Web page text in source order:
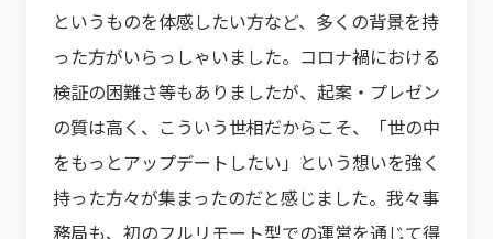
というものを体感したい方など、多くの背景を持
った方がいらっしゃいました。コロナ禍における
検証の困難さ等もありましたが、起案・プレゼン
の質は高く、こういう世相だからこそ、「世の中
をもっとアップデートしたい」という想いを強く
持った方々が集まったのだと感じました。我々事
務局も、初のフルリモート型での運営を通じて得